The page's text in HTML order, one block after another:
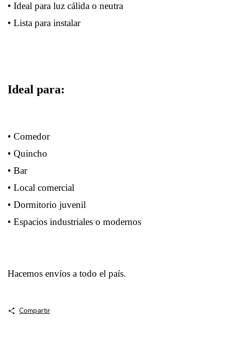
• Ideal para luz cálida o neutra
• Lista para instalar
Ideal para:
• Comedor
• Quincho
• Bar
• Local comercial
• Dormitorio juvenil
• Espacios industriales o modernos
Hacemos envíos a todo el país.
Compartir